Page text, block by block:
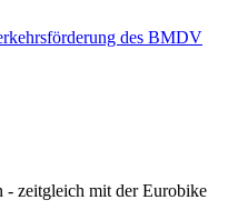
des BMDV
- zeitgleich mit der Eurobike